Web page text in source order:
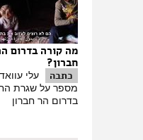
מה קורה בדרום
חברון?
כתבה
עלי
מספר על שגרת
בדרום הר חברון